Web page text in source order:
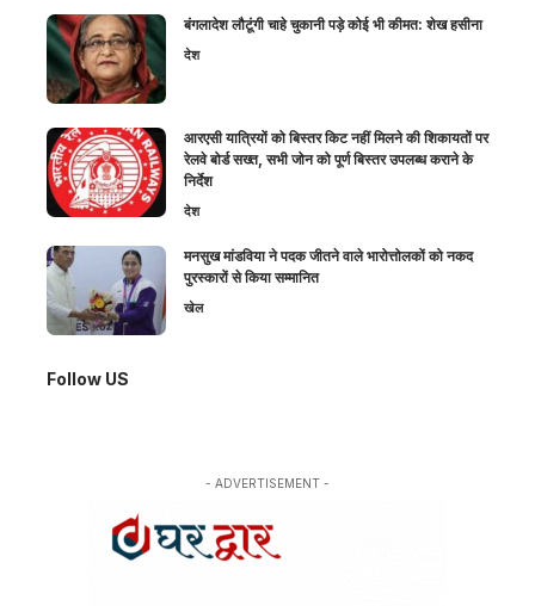
बंगलादेश लौटूंगी चाहे चुकानी पड़े कोई भी कीमत: शेख हसीना
देश
आरएसी यात्रियों को बिस्तर किट नहीं मिलने की शिकायतों पर
रेलवे बोर्ड सख्त, सभी जोन को पूर्ण बिस्तर उपलब्ध कराने के
निर्देश
देश
मनसुख मांडविया ने पदक जीतने वाले भारोत्तोलकों को नकद
पुरस्कारों से किया सम्मानित
खेल
Follow US
- ADVERTISEMENT -